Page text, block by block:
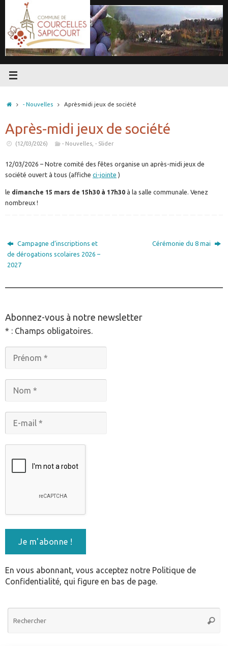
contenu
Accueil
- Nouvelles Après-midi jeux de société
Après-midi jeux de société
(12/03/2026) - Nouvelles ,- Slider
12/03/2026 – Notre comité des fêtes organise un après-midi jeux de
société ouvert à tous (affiche ci-jointe )
le dimanche 15 mars de 15h30 à 17h30 à la salle communale. Venez
nombreux !
Campagne d’inscriptions et
de dérogations scolaires 2026 –
2027
Cérémonie du 8 mai
Abonnez-vous à notre newsletter
* : Champs obligatoires.
En vous abonnant, vous acceptez notre Politique de
Confidentialité, qui figure en bas de page.